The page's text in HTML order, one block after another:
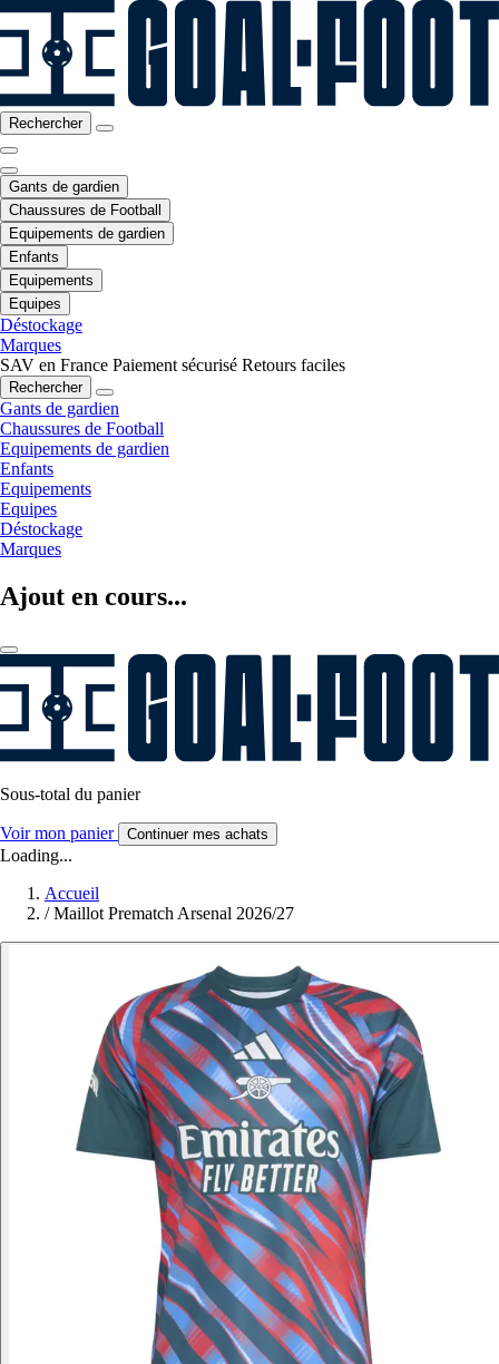
Rechercher
Gants de gardien
Chaussures de Football
Equipements de gardien
Enfants
Equipements
Equipes
Déstockage
Marques
SAV en France Paiement sécurisé Retours faciles
Rechercher
Gants de gardien
Chaussures de Football
Equipements de gardien
Enfants
Equipements
Equipes
Déstockage
Marques
Ajout en cours...
Sous-total du panier
Voir mon panier Continuer mes achats
Loading...
Accueil
/ Maillot Prematch Arsenal 2026/27